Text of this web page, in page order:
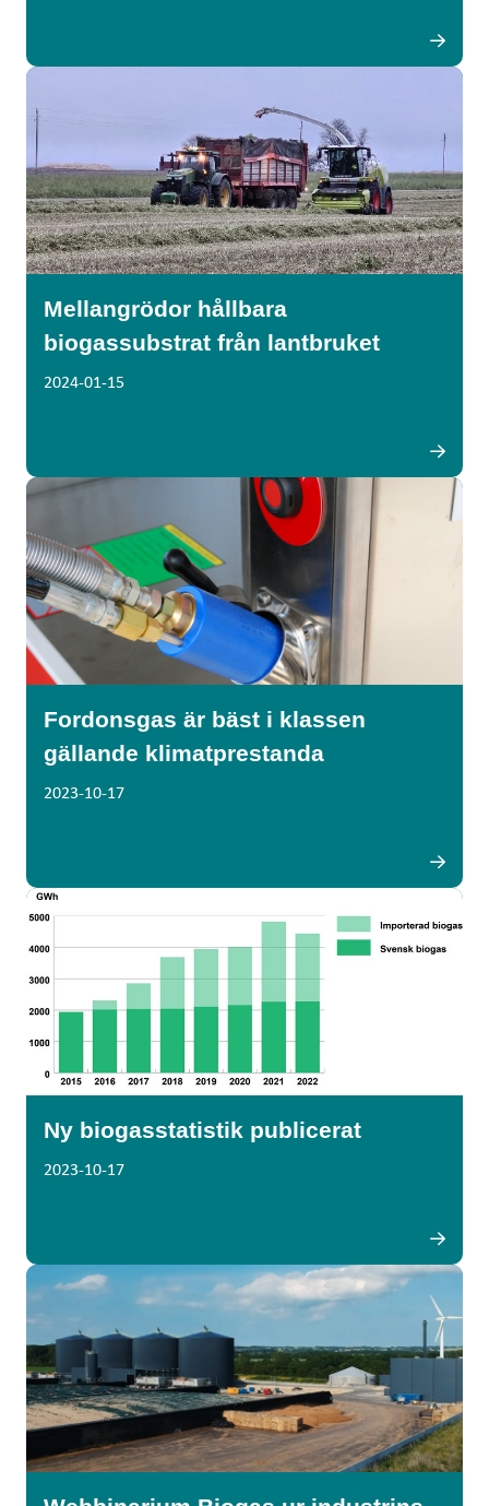
Mellangrödor hållbara
biogassubstrat från lantbruket
2024-01-15
Fordonsgas är bäst i klassen
gällande klimatprestanda
2023-10-17
Ny biogasstatistik publicerat
2023-10-17